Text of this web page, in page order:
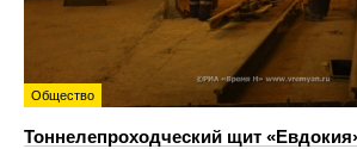
Общество
Тоннелепроходческий щит